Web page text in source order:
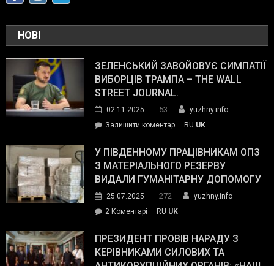
НОВІ
ЗЕЛЕНСЬКИЙ ЗАВОЙОВУЄ СИМПАТІЇ
ВИБОРЦІВ ТРАМПА – THE WALL
STREET JOURNAL.
02.11.2025 53
yuzhny.info
Залишити коментарon
завойовує
симпатії
виборців
The
Street
Journal.
RU UK
У ПІВДЕННОМУ ПРАЦІВНИКАМ ОПЗ
З МАТЕРІАЛЬНОГО РЕЗЕРВУ
ВИДАЛИ ГУМАНІТАРНУ ДОПОМОГУ
25.07.2025 272
yuzhny.info
2 Коментарі
Південному
працівникам
ОПЗ
RU UK
ПРЕЗИДЕНТ ПРОВІВ НАРАДУ З
КЕРІВНИКАМИ СИЛОВИХ ТА